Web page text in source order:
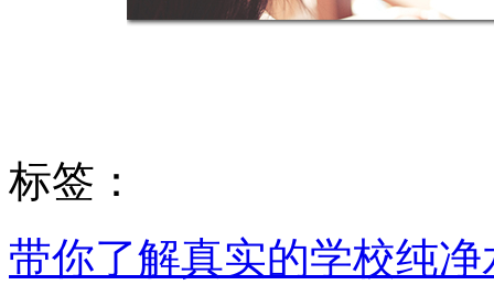
标签：
带你了解真实的学校纯